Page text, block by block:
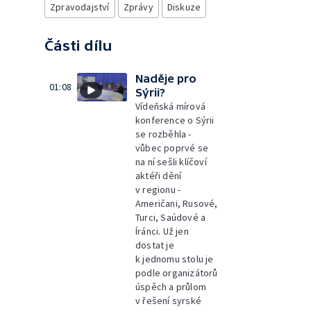
Zpravodajství Zprávy Diskuze
Části dílu
01:08
Naděje pro
Sýrii?
Vídeňská mírová
konference o Sýrii
se rozběhla -
vůbec poprvé se
na ní sešli klíčoví
aktéři dění
v regionu -
Američani, Rusové,
Turci, Saúdové a
Íránci. Už jen
dostat je
k jednomu stolu je
podle organizátorů
úspěch a průlom
v řešení syrské